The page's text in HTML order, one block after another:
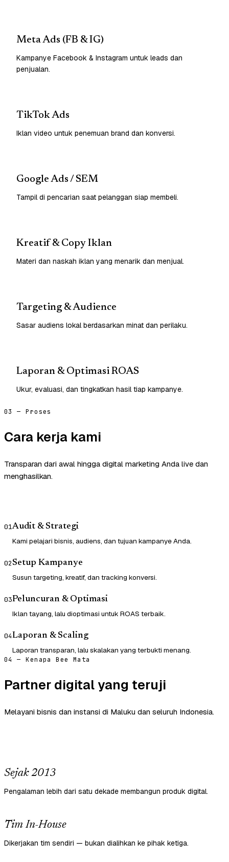
Meta Ads (FB & IG)
Kampanye Facebook & Instagram untuk leads dan
penjualan.
TikTok Ads
Iklan video untuk penemuan brand dan konversi.
Google Ads / SEM
Tampil di pencarian saat pelanggan siap membeli.
Kreatif & Copy Iklan
Materi dan naskah iklan yang menarik dan menjual.
Targeting & Audience
Sasar audiens lokal berdasarkan minat dan perilaku.
Laporan & Optimasi ROAS
Ukur, evaluasi, dan tingkatkan hasil tiap kampanye.
03 — Proses
Cara kerja kami
Transparan dari awal hingga digital marketing Anda live dan
menghasilkan.
01Audit & Strategi
Kami pelajari bisnis, audiens, dan tujuan kampanye Anda.
02Setup Kampanye
Susun targeting, kreatif, dan tracking konversi.
03Peluncuran & Optimasi
Iklan tayang, lalu dioptimasi untuk ROAS terbaik.
04Laporan & Scaling
Laporan transparan, lalu skalakan yang terbukti menang.
04 — Kenapa Bee Mata
Partner digital yang teruji
Melayani bisnis dan instansi di Maluku dan seluruh Indonesia.
Sejak 2013
Pengalaman lebih dari satu dekade membangun produk digital.
Tim In-House
Dikerjakan tim sendiri — bukan dialihkan ke pihak ketiga.